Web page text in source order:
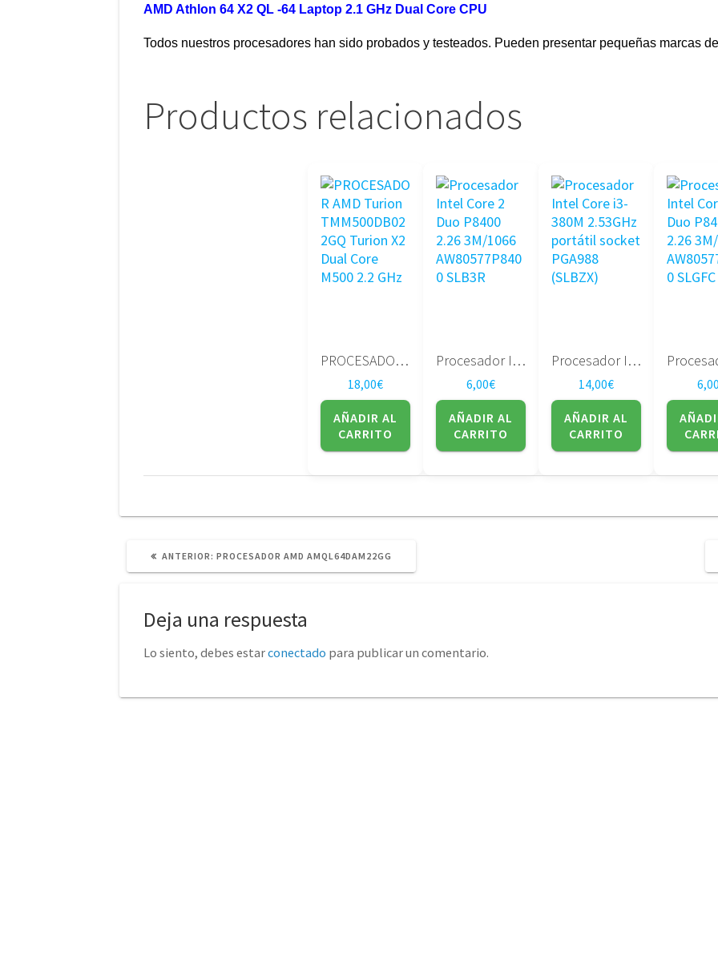
AMD Athlon 64 X2 QL -64 Laptop 2.1 GHz Dual Core CPU
Todos nuestros procesadores han sido probados y testeados. Pueden presentar pequeñas marcas
Productos relacionados
PROCESADOR AMD Turion TMM500DB022GQ Turion X2 Dual Core M500 2.2 GHz
18,00€
AÑADIR AL
CARRITO
Procesador Intel Core 2 Duo P8400 2.26 3M/1066 AW80577P8400 SLB3R
6,00€
AÑADIR AL
CARRITO
Procesador Intel Core i3-380M 2.53GHz portátil socket PGA988 (SLBZX)
14,00€
AÑADIR AL
CARRITO
ANTERIOR: POST
PROCESADOR AMD AMQL64DAM22GG
Deja una respuesta
Lo siento, debes estarconectado para publicar un comentario.